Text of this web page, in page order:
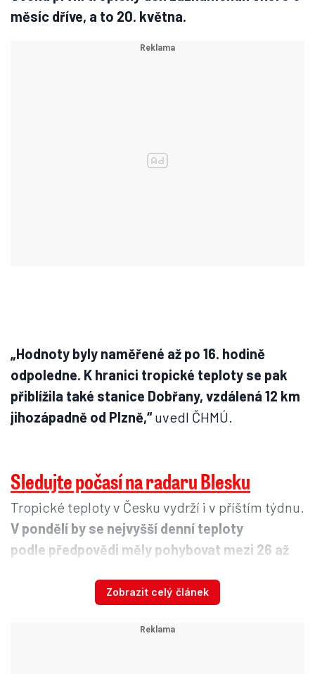
měsíc dříve, a to 20. května.
„Hodnoty byly naměřené až po 16. hodině
odpoledne. K hranici tropické teploty se pak
přiblížila také stanice Dobřany, vzdálená 12 km
jihozápadně od Plzně,“uvedl ČHMÚ.
Sledujte počasí na radaru Blesku
Tropické teploty v Česku vydrží i v příštím týdnu.
V pondělí by se nejvyšší denní teploty
podle předpovědi měly pohybovat mezi 26 až
středu a ve čtvrtek mezi 27 až 31 stupni Celsia.
teploty spadnou pod třicítku. V celém týdnu se
Zobrazit celý článek